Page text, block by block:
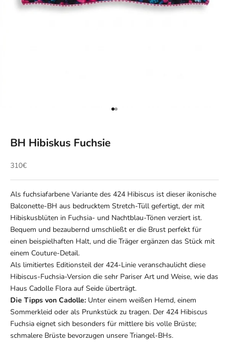
Gehe zu Element 1
Gehe zu Element 2
BH Hibiskus Fuchsie
Angebot
310€
Als fuchsiafarbene Variante des 424 Hibiscus ist dieser ikonische
Balconette-BH aus bedrucktem Stretch-Tüll gefertigt, der mit
Hibiskusblüten in Fuchsia- und Nachtblau-Tönen verziert ist.
Bequem und bezaubernd umschließt er die Brust perfekt für
einen beispielhaften Halt, und die Träger ergänzen das Stück mit
einem Couture-Detail.
Als limitiertes Editionsteil der 424-Linie veranschaulicht diese
Hibiscus-Fuchsia-Version die sehr Pariser Art und Weise, wie das
Haus Cadolle Flora auf Seide überträgt.
Die Tipps von Cadolle: Unter einem weißen Hemd, einem
Sommerkleid oder als Prunkstück zu tragen. Der 424 Hibiscus
Fuchsia eignet sich besonders für mittlere bis volle Brüste;
schmalere Brüste bevorzugen unsere Triangel-BHs.